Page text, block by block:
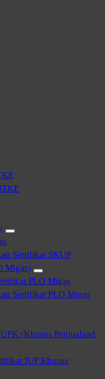
Sertifikat SKUP
Migas)
PLO Migas
Sertifikat PLO Migas
(Khusus Penjualand
IUP Khusus